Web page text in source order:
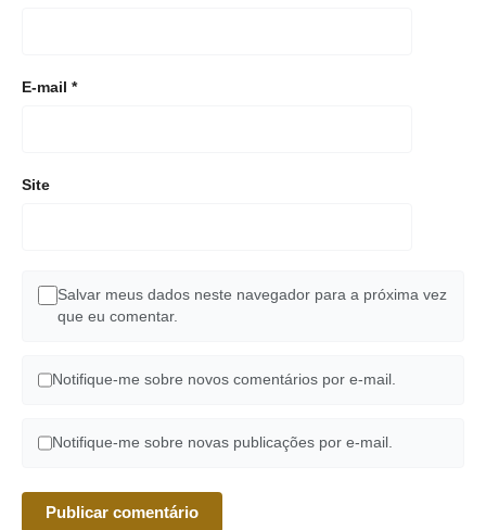
E-mail *
Site
Salvar meus dados neste navegador para a próxima vez
que eu comentar.
Notifique-me sobre novos comentários por e-mail.
Notifique-me sobre novas publicações por e-mail.